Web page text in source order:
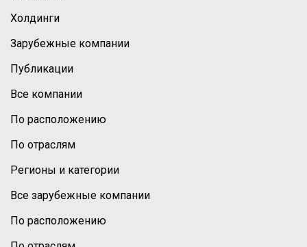
Холдинги
Зарубежные компании
Публикации
Все компании
По расположению
По отраслям
Регионы и категории
Все зарубежные компании
По расположению